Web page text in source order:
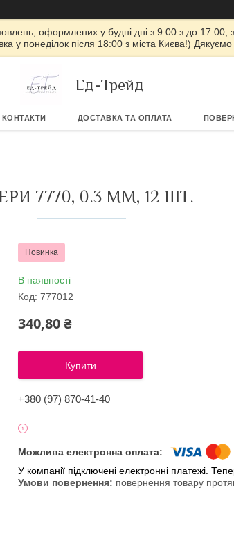
оформлених у будні дні з 9:00 з до 17:00,
у понеділок після 18:00 з міста Києва!)
Ед-Трейд
КОНТАКТИ ДОСТАВКА ТА ОПЛАТА
7770, 0.3 ММ, 12 ШТ.
Новинка
В наявності
Код: 777012
340,80 ₴
Купити
+380 (97) 870-41-40
У компанії підключені електронні платежі.
повернення товару